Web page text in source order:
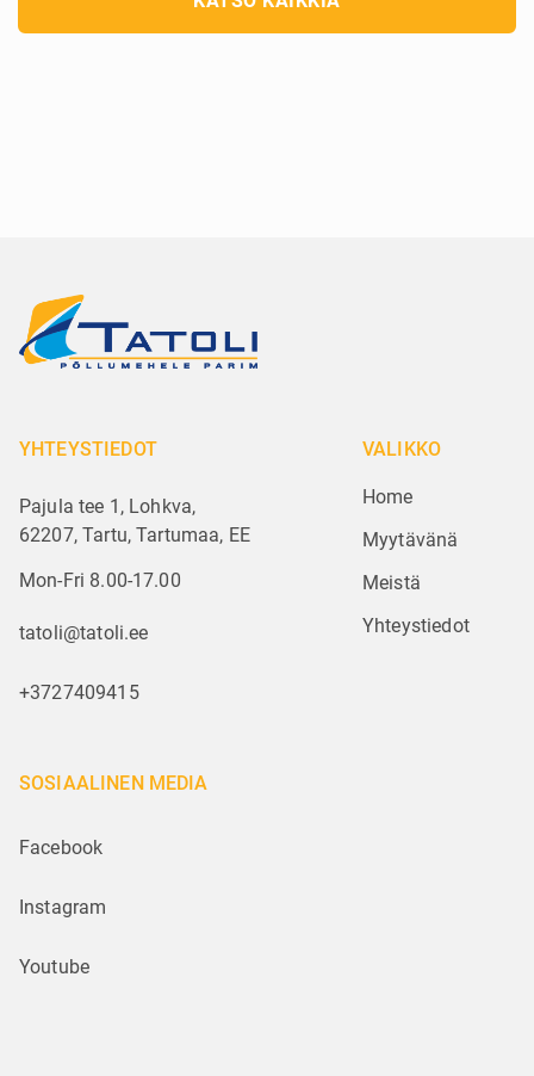
YHTEYSTIEDOT
Pajula tee 1, Lohkva,
62207, Tartu, Tartumaa, EE
Mon-Fri 8.00-17.00
tatoli@tatoli.ee
+3727409415
VALIKKO
Home
Myytävänä
Meistä
Yhteystiedot
SOSIAALINEN MEDIA
Facebook
Instagram
Youtube